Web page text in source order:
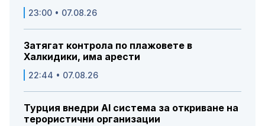
23:00 • 07.08.26
Затягат контрола по плажовете в
Халкидики, има арести
22:44 • 07.08.26
Турция внедри AI система за откриване на
терористични организации